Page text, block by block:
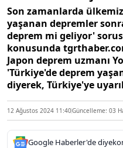
Son zamanlarda
yaşanan depremler
deprem mi geliyor'
konusunda
Japon deprem uzmanı
'Türkiye'de deprem
diyerek, Türkiye'ye
12 Ağustos 2024 11:40Güncelleme: 03
Google Haberler'de